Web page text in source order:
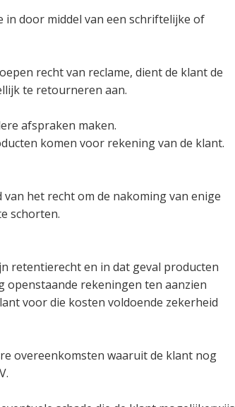
in door middel van een schriftelijke of
recht van reclame, dient de klant de
te retourneren aan.
afspraken maken.
komen voor rekening van de klant.
het recht om de nakoming van enige
schorten.
retentierecht en in dat geval producten
openstaande rekeningen ten aanzien
voor die kosten voldoende zekerheid
overeenkomsten waaruit de klant nog